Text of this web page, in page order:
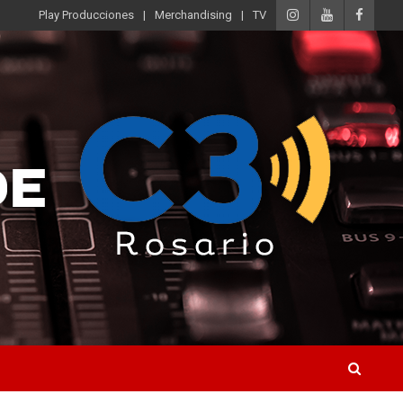
Play Producciones Merchandising TV